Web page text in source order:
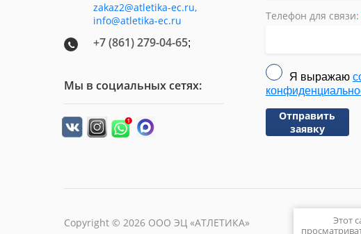
zakaz2@atletika-ec.ru,
info@atletika-ec.ru
+7 (861) 279-04-65;
Мы в социальных сетях:
Телефон для связи:
Я выражаю
Отправить
заявку
Copyright © 2026 ООО ЭЦ «АТЛЕТИКА»
Этот